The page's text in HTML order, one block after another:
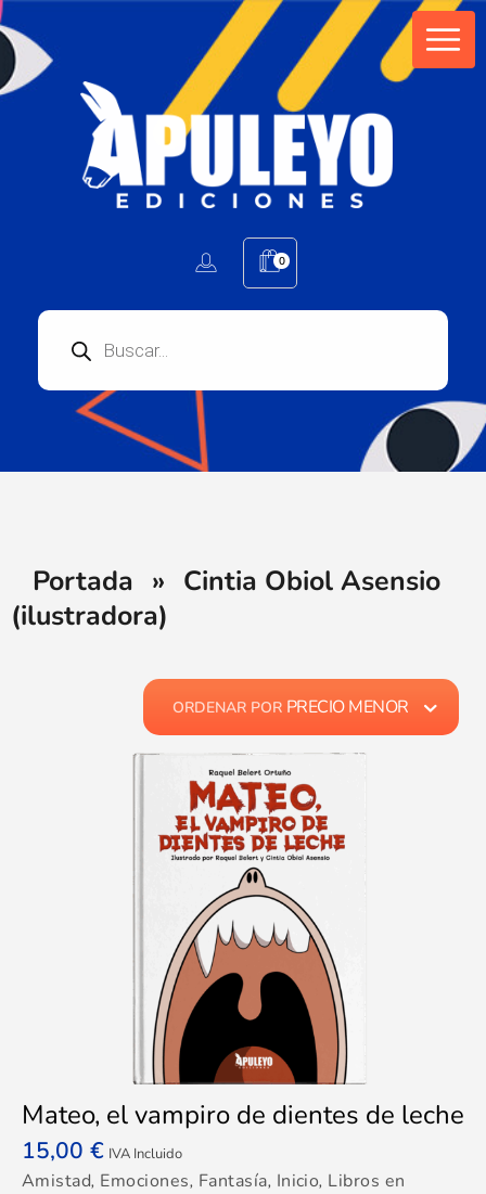
0
Portada » Cintia Obiol Asensio
(ilustradora)
ORDENAR POR PRECIO MENOR
Mateo, el vampiro de dientes de leche
15,00 € IVA Incluido
Amistad, Emociones, Fantasía, Inicio, Libros en